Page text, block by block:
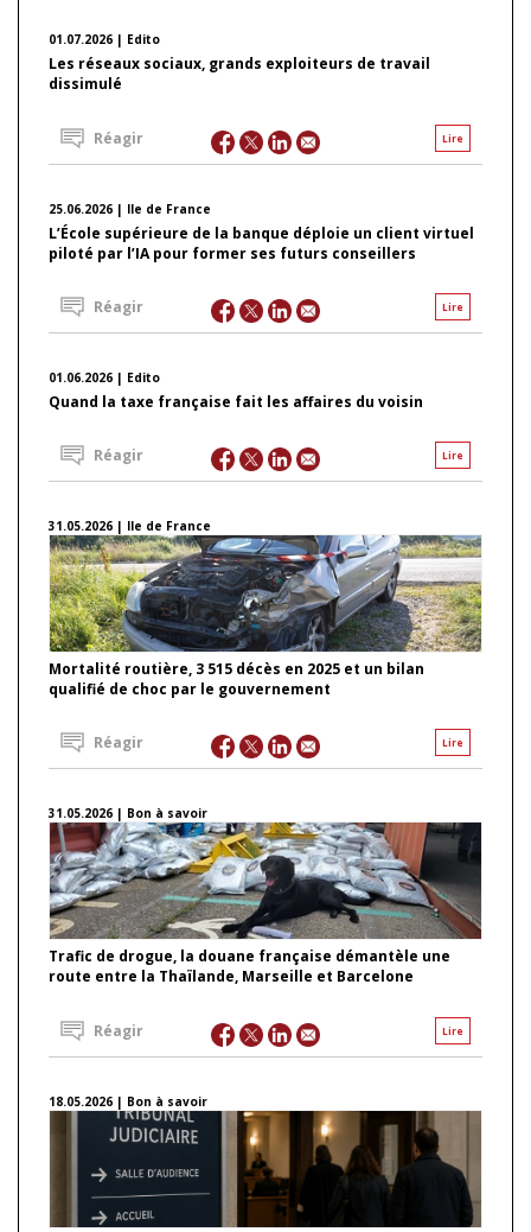
01.07.2026 | Edito
Les réseaux sociaux, grands exploiteurs de travail
dissimulé
Lire
Réagir
25.06.2026 | Ile de France
L’École supérieure de la banque déploie un client virtuel
piloté par l’IA pour former ses futurs conseillers
Lire
Réagir
01.06.2026 | Edito
Quand la taxe française fait les affaires du voisin
Lire
Réagir
31.05.2026 | Ile de France
Mortalité routière, 3 515 décès en 2025 et un bilan
qualifié de choc par le gouvernement
Lire
Réagir
31.05.2026 | Bon à savoir
Trafic de drogue, la douane française démantèle une
route entre la Thaïlande, Marseille et Barcelone
Lire
Réagir
18.05.2026 | Bon à savoir